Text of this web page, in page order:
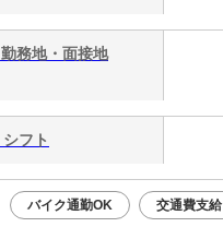
勤務地・面接地
シフト
バイク通勤OK 交通費支給